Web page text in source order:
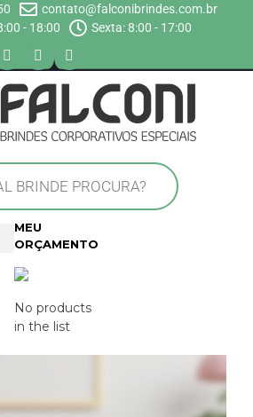
contato@falconibrindes.com.br
- 18:00
Sexta: 8:00 - 17:00
MEU
ORÇAMENTO
No products
in the list